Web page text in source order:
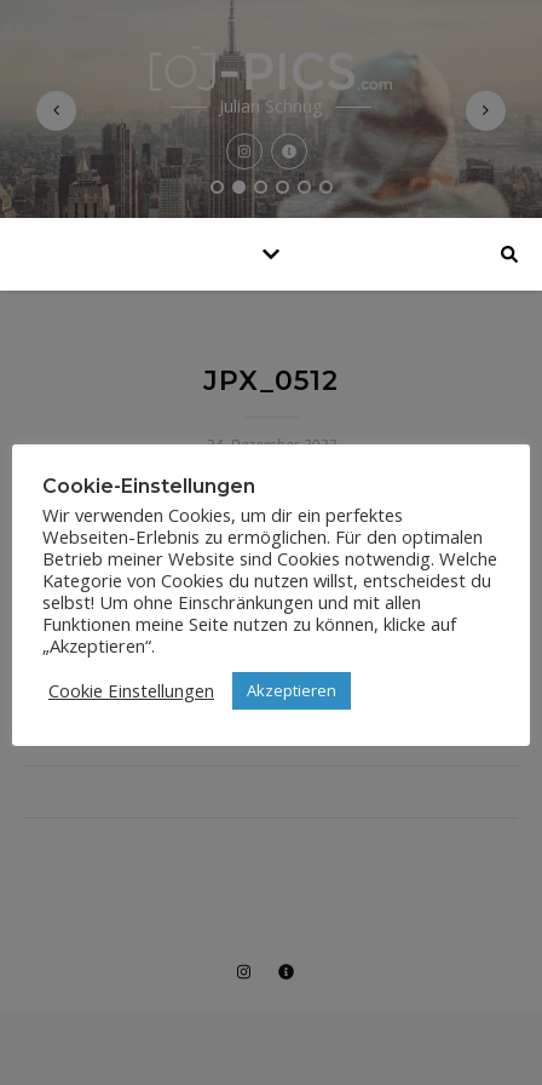
Julian Schnug
JPX_0512
24. Dezember 2023
Cookie-Einstellungen
Wir verwenden Cookies, um dir ein perfektes
Webseiten-Erlebnis zu ermöglichen. Für den optimalen
Betrieb meiner Website sind Cookies notwendig. Welche
Kategorie von Cookies du nutzen willst, entscheidest du
selbst! Um ohne Einschränkungen und mit allen
Funktionen meine Seite nutzen zu können, klicke auf
„Akzeptieren“.
Cookie Einstellungen
Akzeptieren